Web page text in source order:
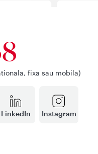
LinkedIn Instagram
fixa sau mobila)